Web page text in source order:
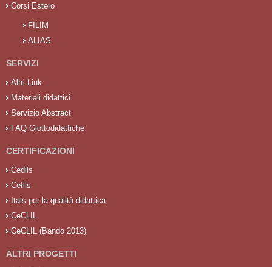
Corsi Estero
FILIM
ALIAS
SERVIZI
Altri Link
Materiali didattici
Servizio Abstract
FAQ Glottodidattiche
CERTIFICAZIONI
Cedils
Cefils
Itals per la qualità didattica
CeCLIL
CeCLIL (Bando 2013)
ALTRI PROGETTI